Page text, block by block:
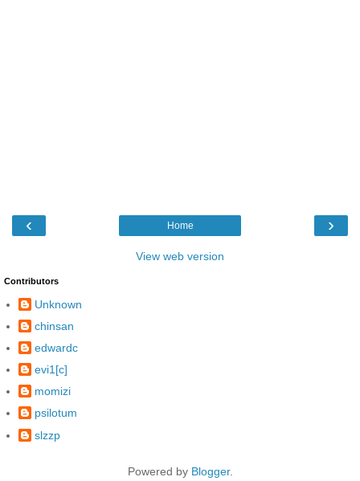
‹ ›
Home
View web version
Contributors
Unknown
chinsan
edwardc
evi1[c]
momizi
psilotum
slzzp
Powered by Blogger.